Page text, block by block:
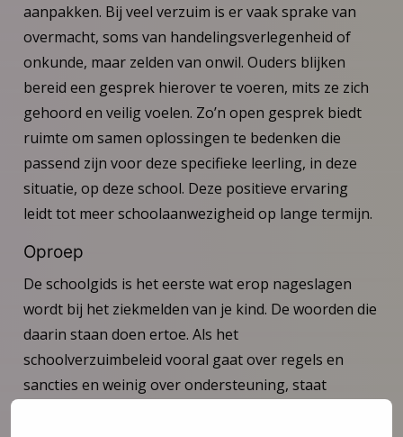
aanpakken. Bij veel verzuim is er vaak sprake van
overmacht, soms van handelingsverlegenheid of
onkunde, maar zelden van onwil. Ouders blijken
bereid een gesprek hierover te voeren, mits ze zich
gehoord en veilig voelen. Zo’n open gesprek biedt
ruimte om samen oplossingen te bedenken die
passend zijn voor deze specifieke leerling, in deze
situatie, op deze school. Deze positieve ervaring
leidt tot meer schoolaanwezigheid op lange termijn.
Oproep
De schoolgids is het eerste wat erop nageslagen
wordt bij het ziekmelden van je kind. De woorden die
daarin staan doen ertoe. Als het
schoolverzuimbeleid vooral gaat over regels en
sancties en weinig over ondersteuning, staat